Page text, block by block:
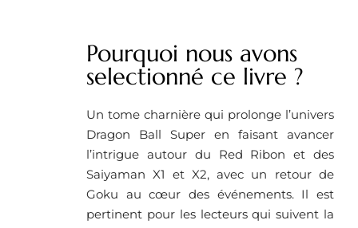
Pourquoi nous avons
selectionné ce livre ?
Un tome charnière qui prolonge l’univers
Dragon Ball Super en faisant avancer
l’intrigue autour du Red Ribon et des
Saiyaman X1 et X2, avec un retour de
Goku au cœur des événements. Il est
pertinent pour les lecteurs qui suivent la